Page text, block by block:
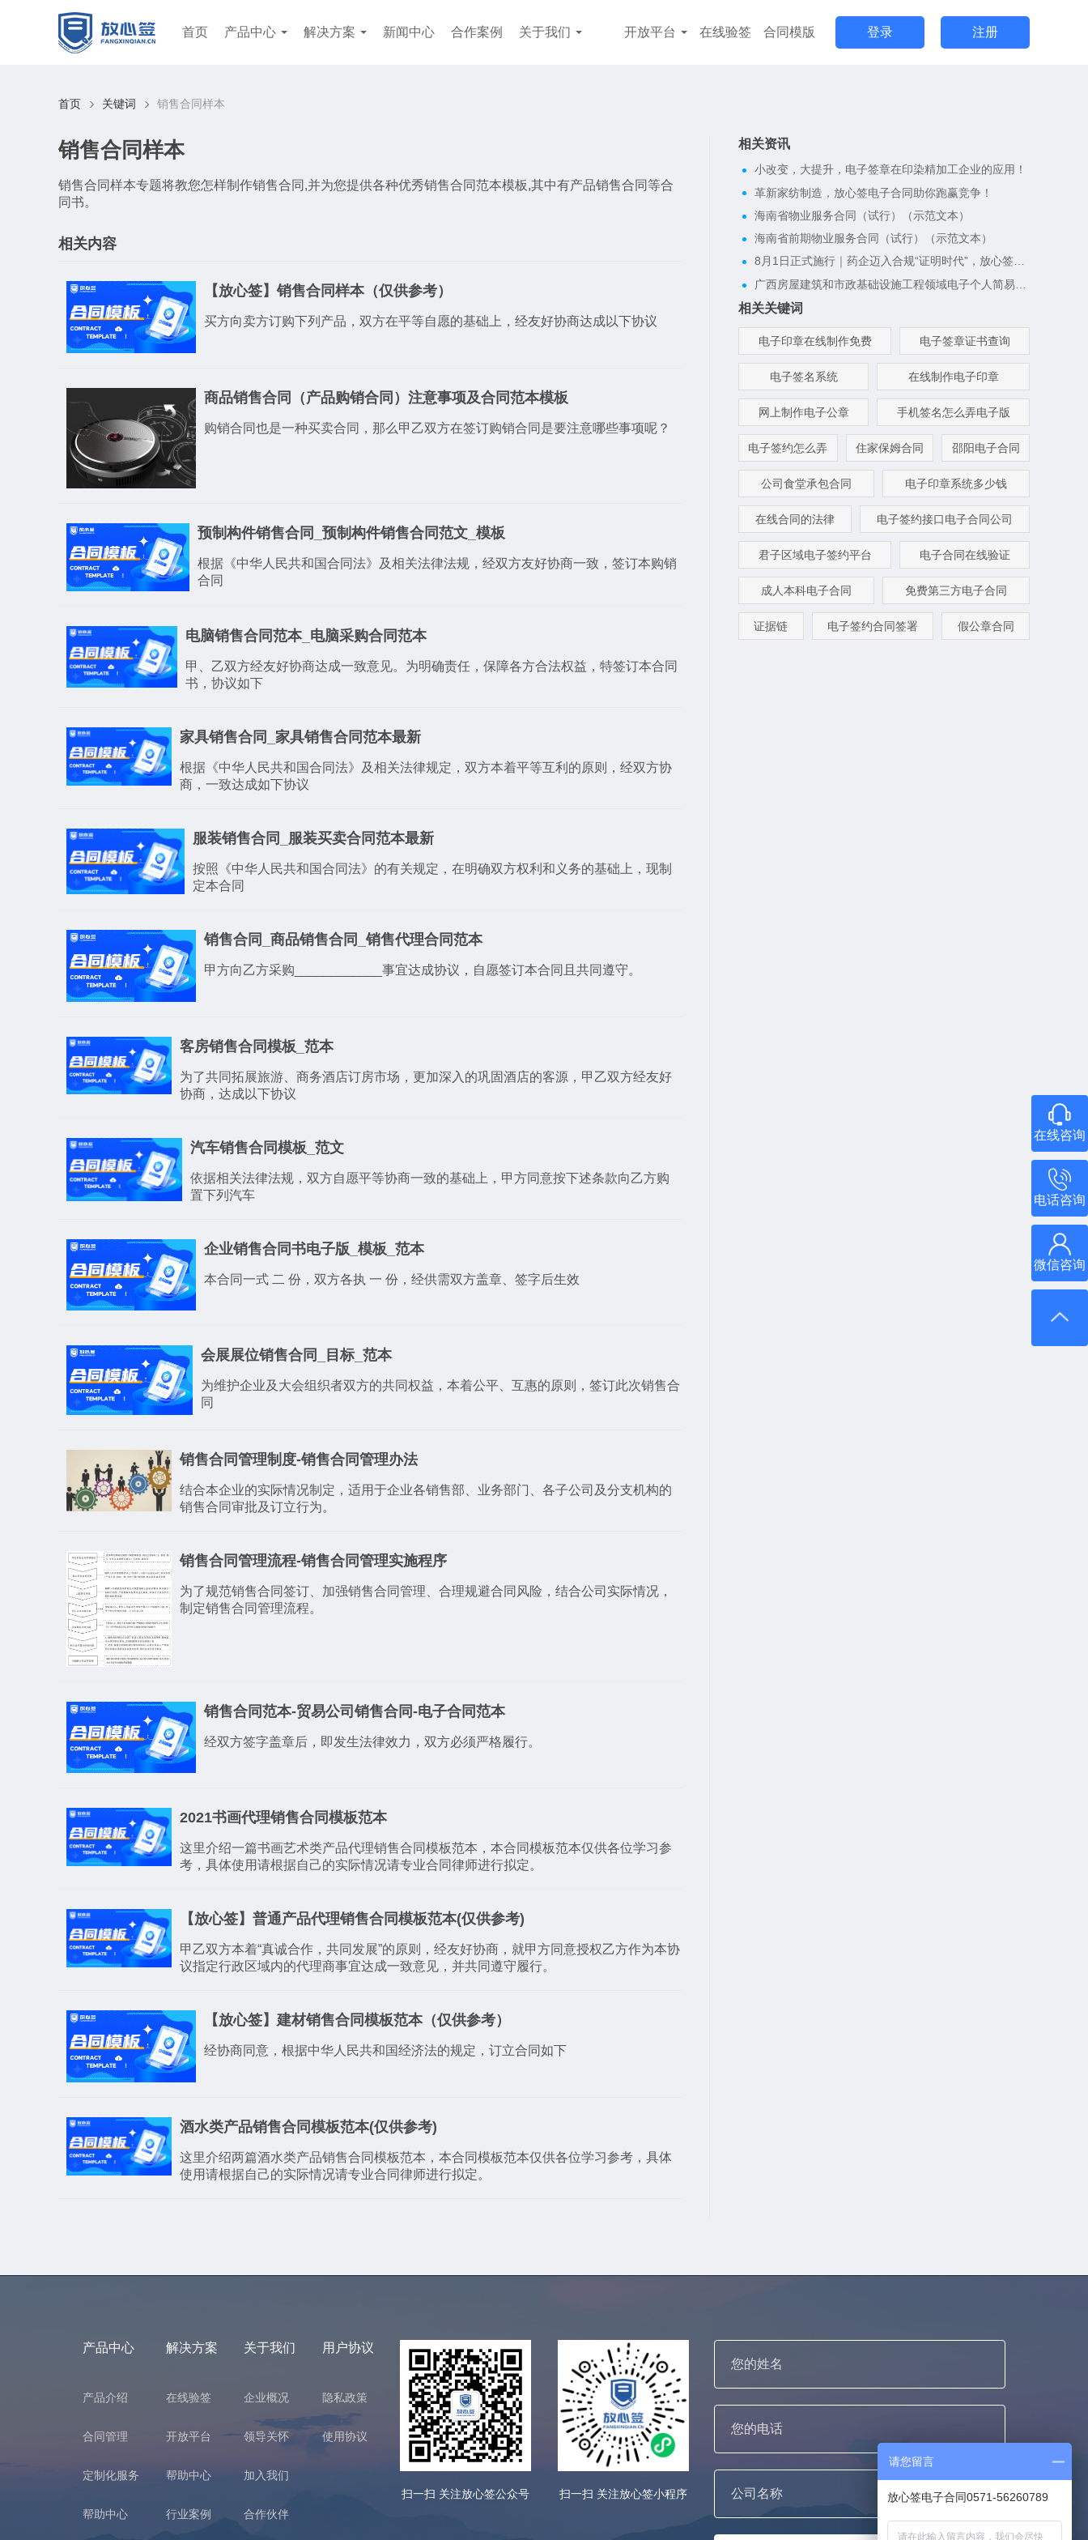
首页 产品中心 解决方案 新闻中心 合作案例 关于我们 开放平台 在线验签 合同模版 登录 注册
首页 关键词 销售合同样本
销售合同样本
销售合同样本专题将教您怎样制作销售合同,并为您提供各种优秀销售合同范本模板,其中有产品销售合同等合
同书。
相关内容
【放心签】销售合同样本（仅供参考）
买方向卖方订购下列产品，双方在平等自愿的基础上，经友好协商达成以下协议
商品销售合同（产品购销合同）注意事项及合同范本模板
购销合同也是一种买卖合同，那么甲乙双方在签订购销合同是要注意哪些事项呢？
预制构件销售合同_预制构件销售合同范文_模板
根据《中华人民共和国合同法》及相关法律法规，经双方友好协商一致，签订本购销
合同
电脑销售合同范本_电脑采购合同范本
甲、乙双方经友好协商达成一致意见。为明确责任，保障各方合法权益，特签订本合同
书，协议如下
家具销售合同_家具销售合同范本最新
根据《中华人民共和国合同法》及相关法律规定，双方本着平等互利的原则，经双方协
商，一致达成如下协议
服装销售合同_服装买卖合同范本最新
按照《中华人民共和国合同法》的有关规定，在明确双方权利和义务的基础上，现制
定本合同
销售合同_商品销售合同_销售代理合同范本
甲方向乙方采购____________事宜达成协议，自愿签订本合同且共同遵守。
客房销售合同模板_范本
为了共同拓展旅游、商务酒店订房市场，更加深入的巩固酒店的客源，甲乙双方经友好
协商，达成以下协议
汽车销售合同模板_范文
依据相关法律法规，双方自愿平等协商一致的基础上，甲方同意按下述条款向乙方购
置下列汽车
企业销售合同书电子版_模板_范本
本合同一式 二 份，双方各执 一 份，经供需双方盖章、签字后生效
会展展位销售合同_目标_范本
为维护企业及大会组织者双方的共同权益，本着公平、互惠的原则，签订此次销售合
同
销售合同管理制度-销售合同管理办法
结合本企业的实际情况制定，适用于企业各销售部、业务部门、各子公司及分支机构的
销售合同审批及订立行为。
销售合同管理流程-销售合同管理实施程序
为了规范销售合同签订、加强销售合同管理、合理规避合同风险，结合公司实际情况，
制定销售合同管理流程。
销售合同范本-贸易公司销售合同-电子合同范本
经双方签字盖章后，即发生法律效力，双方必须严格履行。
2021书画代理销售合同模板范本
这里介绍一篇书画艺术类产品代理销售合同模板范本，本合同模板范本仅供各位学习参
考，具体使用请根据自己的实际情况请专业合同律师进行拟定。
【放心签】普通产品代理销售合同模板范本(仅供参考)
​甲乙双方本着“真诚合作，共同发展”的原则，经友好协商，就甲方同意授权乙方作为本协
议指定行政区域内的代理商事宜达成一致意见，并共同遵守履行。
【放心签】建材销售合同模板范本（仅供参考）
经协商同意，根据中华人民共和国经济法的规定，订立合同如下
酒水类产品销售合同模板范本(仅供参考)
这里介绍两篇酒水类产品销售合同模板范本，本合同模板范本仅供各位学习参考，具体
使用请根据自己的实际情况请专业合同律师进行拟定。
相关资讯
小改变，大提升，电子签章在印染精加工企业的应用！
革新家纺制造，放心签电子合同助你跑赢竞争！
海南省物业服务合同（试行）（示范文本）
海南省前期物业服务合同（试行）（示范文本）
8月1日正式施行｜药企迈入合规“证明时代”，放心签电子合同一键搭建完整合规证据链
相关关键词
电子印章在线制作免费 电子签章证书查询
电子签名系统 在线制作电子印章
网上制作电子公章 手机签名怎么弄电子版
电子签约怎么弄 住家保姆合同 邵阳电子合同
公司食堂承包合同 电子印章系统多少钱
在线合同的法律 电子签约接口电子合同公司
君子区域电子签约平台 电子合同在线验证
成人本科电子合同 免费第三方电子合同
证据链 电子签约合同签署 假公章合同
产品中心
产品介绍
合同管理
定制化服务
帮助中心
解决方案
在线验签
开放平台
帮助中心
行业案例
关于我们
企业概况
领导关怀
加入我们
合作伙伴
用户协议
隐私政策
使用协议
扫一扫 关注放心签公众号 扫一扫 关注放心签小程序
在线咨询
电话咨询
微信咨询
请您留言
放心签电子合同0571-56260789